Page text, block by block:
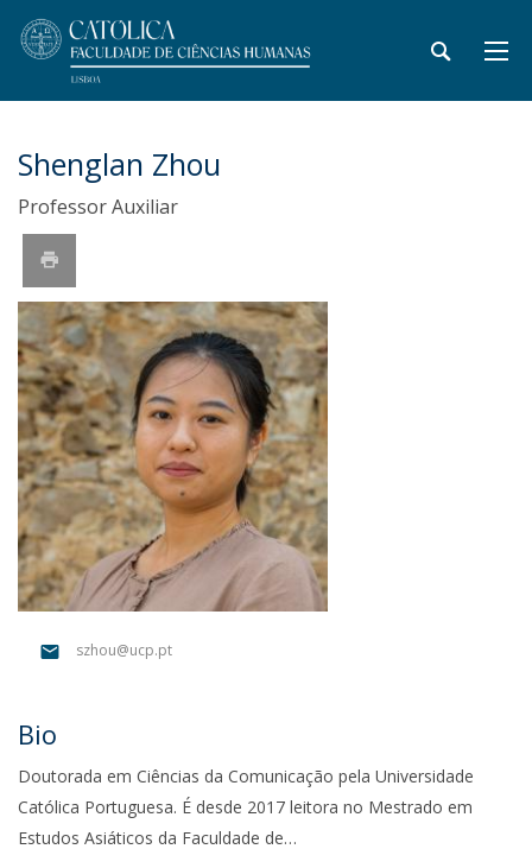
Shenglan Zhou
Professor Auxiliar
szhou@ucp.pt
Bio
Doutorada em Ciências da Comunicação pela Universidade
Católica Portuguesa. É desde 2017 leitora no Mestrado em
Estudos Asiáticos da Faculdade de